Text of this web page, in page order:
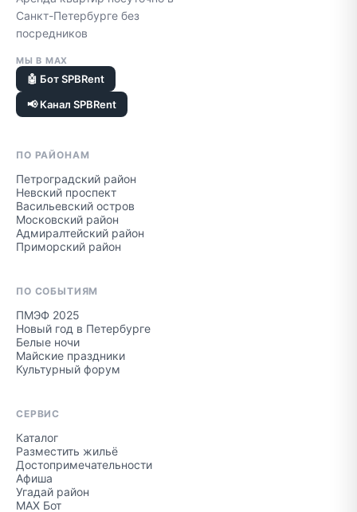
Санкт-Петербурге без
посредников
МЫ В MAX
🤖 Бот SPBRent
📢 Канал SPBRent
ПО РАЙОНАМ
Петроградский район
Невский проспект
Васильевский остров
Московский район
Адмиралтейский район
Приморский район
ПО СОБЫТИЯМ
ПМЭФ 2025
Новый год в Петербурге
Белые ночи
Майские праздники
Культурный форум
СЕРВИС
Каталог
Разместить жильё
Достопримечательности
Афиша
Угадай район
MAX Бот